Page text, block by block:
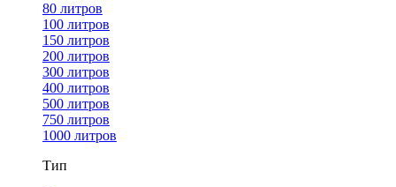
80 литров
100 литров
150 литров
200 литров
300 литров
400 литров
500 литров
750 литров
1000 литров
Тип